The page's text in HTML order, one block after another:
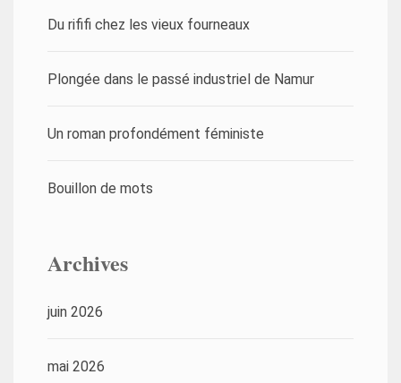
Du rififi chez les vieux fourneaux
Plongée dans le passé industriel de Namur
Un roman profondément féministe
Bouillon de mots
Archives
juin 2026
mai 2026